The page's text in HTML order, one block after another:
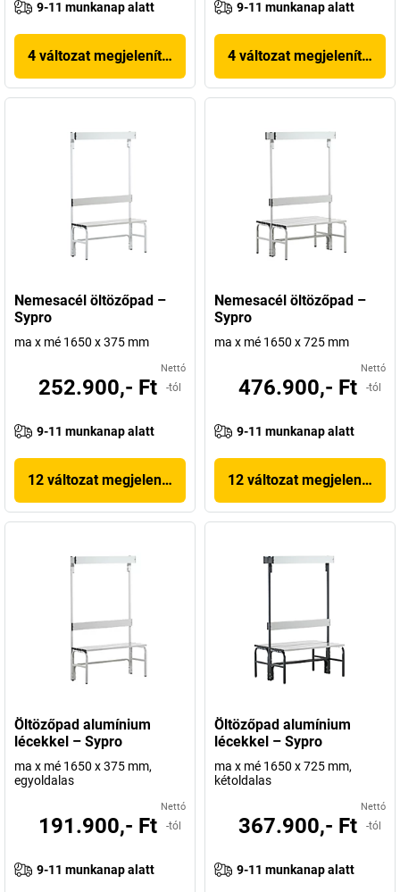
9-11 munkanap alatt
4 változat megjelenítése
9-11 munkanap alatt
4 változat megjelenítése
Nemesacél öltözőpad –
Sypro
ma x mé 1650 x 375 mm
Nettó
252.900,- Ft -tól
9-11 munkanap alatt
12 változat megjelenítése
Nemesacél öltözőpad –
Sypro
ma x mé 1650 x 725 mm
Nettó
476.900,- Ft -tól
9-11 munkanap alatt
12 változat megjelenítése
Öltözőpad alumínium
lécekkel – Sypro
ma x mé 1650 x 375 mm,
egyoldalas
Nettó
191.900,- Ft -tól
9-11 munkanap alatt
Öltözőpad alumínium
lécekkel – Sypro
ma x mé 1650 x 725 mm,
kétoldalas
Nettó
367.900,- Ft -tól
9-11 munkanap alatt